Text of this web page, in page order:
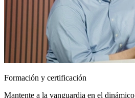
Formación y certificación
Mantente a la vanguardia en el